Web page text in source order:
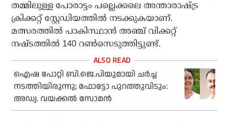
തമ്മിലുള്ള പോരാട്ടം പല്ലെക്കലെ അന്താരാഷ്ട്ര
ക്രിക്കറ്റ് സ്റ്റേഡിയത്തില്‍ നടക്കുകയാണ്.
മത്സരത്തില്‍ പാകിസ്ഥാന്‍ അഞ്ച് വിക്കറ്റ്
നഷ്ടത്തില്‍ 140 റണ്‍സെടുത്തിട്ടുണ്ട്.
ഐഷ പോറ്റി ബി.ജെ.പിയുമായി ചര്‍ച്ച
നടത്തിയിരുന്നു; ഫോട്ടോ പുറത്തുവിടും:
അഡ്വ. വയക്കല്‍ സോമന്‍